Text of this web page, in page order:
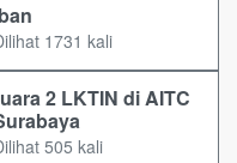
1731 kali
2 LKTIN di AITC
505 kali